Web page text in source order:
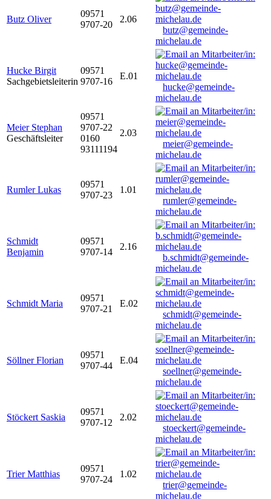
Butz Oliver
09571
9707-20
2.06
butz@gemeinde-
michelau.de
Hucke Birgit
Sachgebietsleiterin
09571
9707-16
E.01
hucke@gemeinde-
michelau.de
Meier Stephan
Geschäftsleiter
09571
9707-22
0160
93111194
2.03
meier@gemeinde-
michelau.de
Rumler Lukas
09571
9707-23
1.01
rumler@gemeinde-
michelau.de
Schmidt
Benjamin
09571
9707-14
2.16
b.schmidt@gemeinde-
michelau.de
Schmidt Maria
09571
9707-21
E.02
schmidt@gemeinde-
michelau.de
Söllner Florian
09571
9707-44
E.04
soellner@gemeinde-
michelau.de
Stöckert Saskia
09571
9707-12
2.02
stoeckert@gemeinde-
michelau.de
Trier Matthias
09571
9707-24
1.02
trier@gemeinde-
michelau.de